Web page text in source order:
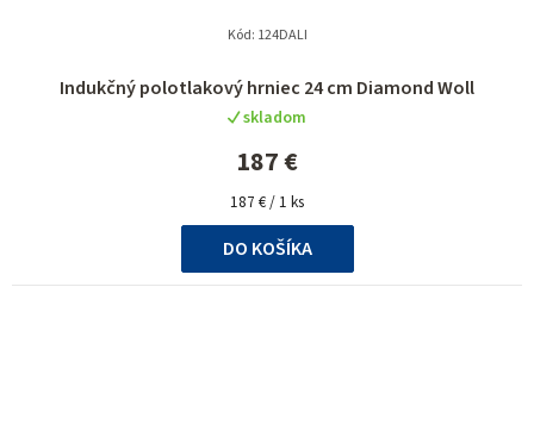
Indukčný polotlakový hrniec 24 cm Diamond Woll
skladom
187 €
Jednotková
cena:
187 € / 1 ks
DO KOŠÍKA
Kód: 124DALI